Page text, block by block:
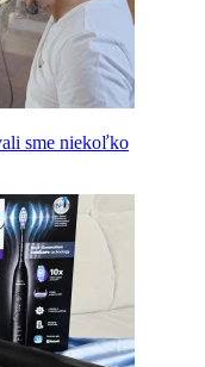
sme niekoľko